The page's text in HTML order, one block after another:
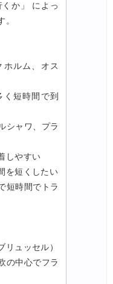
か」 によっ
。
ホルム、オス
短時間で到
シャワ、プラ
しやすい
を短くしたい
短時間でトラ
リュッセル）
の中心でフラ